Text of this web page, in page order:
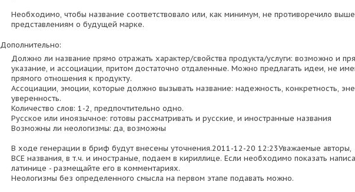
Необходимо, чтобы название соответствовало или, как минимум, не противоречило
представлениям о будущей марке.
Дополнительно:
Должно ли название прямо отражать характер/свойства продукта/услуги: возможно и
указание, и ассоциации, притом достаточно отдаленные. Можно предлагать идеи, не
прямого отношения к продукту.
Ассоциации, эмоции, которые должно вызывать название: надежность, конкретность,
уверенность.
Количество слов: 1-2, предпочтительно одно.
Русское или иноязычное: готовы рассматривать и русские, и иностранные названия
Возможны ли неологизмы: да, возможны
В ходе генерации в бриф будут внесены уточнения.2011-12-20 12:23Уважаемые авторы,
ВСЕ названия, в т.ч. и иностраные, подаем в кириллице. Если необходимо показать
латинице - размещайте его в комментариях.
Неологизмы без определенного смысла на первом этапе подавать можно.